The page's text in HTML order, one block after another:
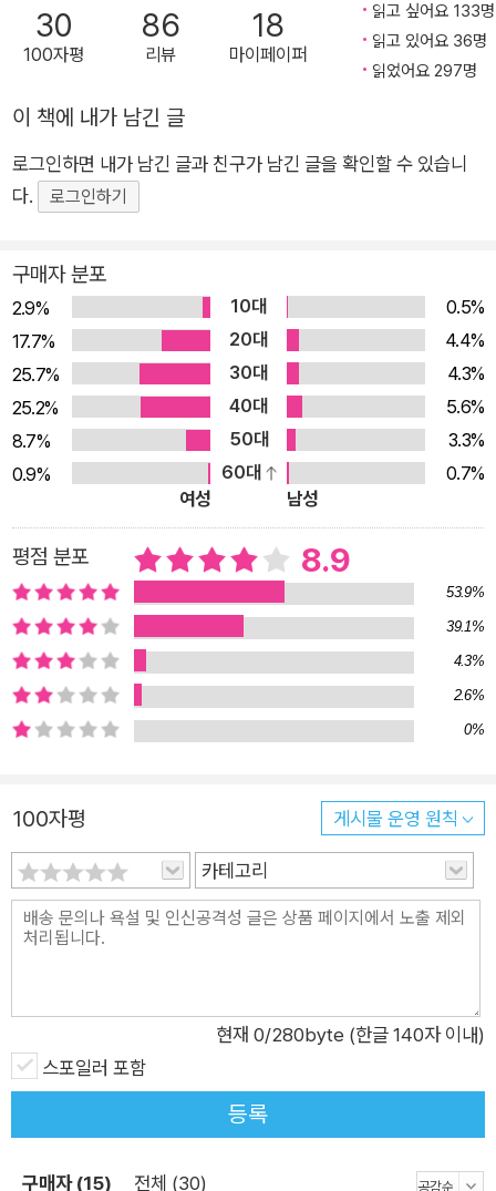
쓰는 자세부터 필체와 어투, 필기도구의 종류, 편지지와 편지 봉
투의 지종, 우표 모양, 밀봉 방식까지 세세하게 신경 쓰는 포포의
서와 광고물뿐 정성 어린 손편지가 사라진 디지털 시대에 아날로
그 손편지를 소재로 선택한 『츠바키 문구점』은 간절한 마음이 담
긴 편지 한 통으로 어떻게 기적 같은 순간이 만들어지는지, 편리
한 이메일과 메신저와 SNS 시대에 우리가 놓치고 있는 것이 무
해 포포가 편지에 진심을 담는 방법 어린 시절부터 엄한 할머니
밑에서 대필가가 되기 위한 혹독한 수련 과정을 밟다가, 포포는
다른 사람인 척 편지를 대신 써주는 것은 ‘사기’라고 반항한다. 그
때 포포의 할머니는 ‘대필’을 ‘제과점의 과자’에 비유한다. “자기
가 직접 만든 것이 아니어도, 제과점에서 열심히 골라 산 과자에
도 마음은 담겨 있어. 대필도 마찬가지야. 자기 마음을 술술 잘 표
현할 줄 아는 사람은 문제없지만, 그렇지 못한 사람을 위해 대필
을 하는 거야. 그편이 더 마음이 잘 전해지기 때문에. 네가 하는
말도 모르는 건 아니지만, 그렇게 생각하면 세상이 좁아져. 옛날
부터 떡은 떡집에서, 라고 하지 않니. 편지를 대필해주길 바라는
사람이 있는 한, 우리는 대필업을 계속해나간다, 단지 그것뿐이
야.” (54쪽) 마음을 전하는 일은 쉽지 않다. 사람들은 도무지 전
해지지 않는 진심 때문에 서로 오해가 쌓이고 상처를 받는다. ‘마
음을 잘 표현하지 못하는 사람들’이 츠바키 문구점으로 포포를 찾
아온다. 포포는 그들에게 의자를 내어주고 맛있는 차를 대접하며
의뢰인이 털어놓는 이야기를 경청하는 것이 시작이다. 그리고 의
뢰인의 마음에 주파수를 맞춘 후 편지를 받을 상대방의 기분까지
고려하여 진심을 가장 잘 배달할 수 있는 편지의 적정 온도를 조
절한다. 의뢰인의 성별과 성격, 의뢰받은 내용에 따라 포포는 한
통의 편지를 보내기 위해 필요한, 혹은 필요하다고 미처 생각지
졌다’는 의미에서 옅은 먹색을 선택하고, 지나간 첫사랑에게 보내
는 안부 편지를 의뢰받았을 때는 선한 의뢰인의 투명한 마음이 전
해지도록 유리펜을 골라 든다. 돈은 절대 빌려줄 수 없다는 거절
편지를 의뢰받았을 때는 편지의 기세를 위해 약간의 술기운을 빌
상이 그려진 우표로 거절의 의지를 확고히 한다. 포포는 “그 사람
30
100자평
86
리뷰
18
마이페이퍼
읽고 싶어요 133명
읽고 있어요 36명
읽었어요 297명
이 책에 내가 남긴 글
로그인하면 내가 남긴 글과 친구가 남긴 글을 확인할 수 있습니
다.
로그인하기
구매자 분포
2.9% 10대
0.5%
17.7%
20대
4.4%
25.7%
30대
4.3%
25.2%
40대
5.6%
8.7%
50대
3.3%
0.9%
60대
0.7%
여성
남성
평점 분포 8.9
53.9%
39.1%
4.3%
2.6%
0%
100자평 게시물 운영 원칙
카테고리
현재 0/280byte (한글 140자 이내)
스포일러 포함
등록
구매자 (15) 전체 (30)